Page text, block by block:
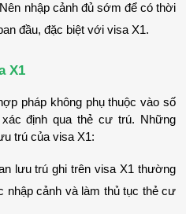
nhập cảnh đủ sớm để có thời
đầu, đặc biệt với visa X1.
X1
pháp không phụ thuộc vào số
định qua thẻ cư trú.
Những
trú của visa X1:
lưu trú ghi trên visa X1 thường
nhập cảnh và làm thủ tục thẻ cư